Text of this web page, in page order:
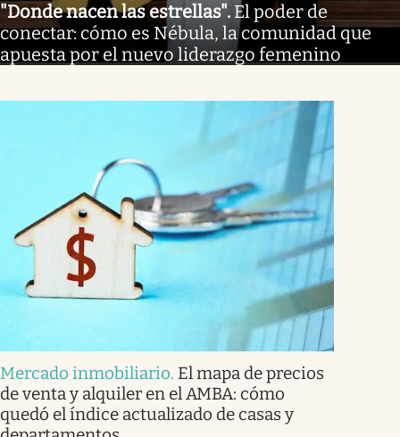
"Donde nacen las estrellas". El poder de
conectar: cómo es Nébula, la comunidad que
apuesta por el nuevo liderazgo femenino
Mercado inmobiliario. El mapa de precios
de venta y alquiler en el AMBA: cómo
quedó el índice actualizado de casas y